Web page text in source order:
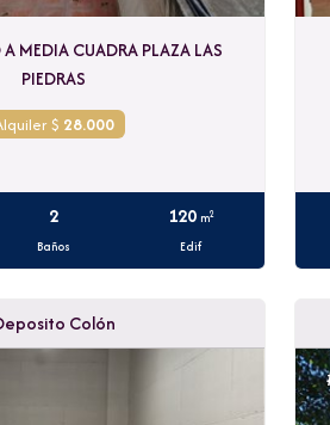
MEDIA CUADRA PLAZA LAS
PIEDRAS
$ 28.000
2
Baños
120 m2
Edif
Colón